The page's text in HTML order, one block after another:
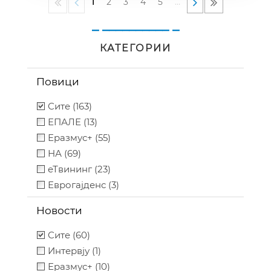
извештаи“ – за надворешни
експерти/евалуатори кои веќе
се дел од базата на
евалуатори на Национална
образовни програми и
мобилност за програмски
период 2021-2027 година
_ __________ _
КАТЕГОРИИ
Повици
Сите (163)
ЕПАЛЕ (13)
Еразмус+ (55)
НА (69)
еТвининг (23)
Еврогајденс (3)
Новости
Сите (60)
Интервју (1)
Еразмус+ (10)